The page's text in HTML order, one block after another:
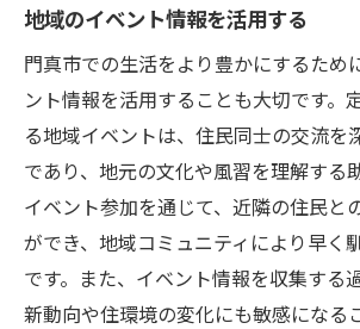
地域のイベント情報を活用する
門真市での生活をより豊かにするため
ント情報を活用することも大切です。
る地域イベントは、住民同士の交流を
であり、地元の文化や風習を理解する
イベント参加を通じて、近隣の住民と
ができ、地域コミュニティにより早く
です。また、イベント情報を収集する
新動向や住環境の変化にも敏感になる